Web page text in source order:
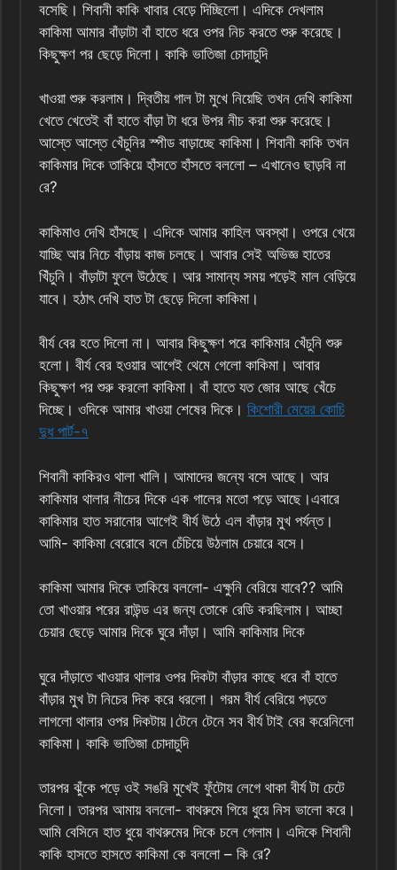
বসেছি। শিবানী কাকি খাবার বেড়ে দিচ্ছিলো। এদিকে দেখলাম
কাকিমা আমার বাঁড়াটা বাঁ হাতে ধরে ওপর নিচ করতে শুরু করেছে।
কিছুক্ষণ পর ছেড়ে দিলো। কাকি ভাতিজা চোদাচুদি
খাওয়া শুরু করলাম। দ্বিতীয় গাল টা মুখে নিয়েছি তখন দেখি কাকিমা
খেতে খেতেই বাঁ হাতে বাঁড়া টা ধরে উপর নীচ করা শুরু করেছে।
আস্তে আস্তে খেঁচুনির স্পীড বাড়াচ্ছে কাকিমা। শিবানী কাকি তখন
কাকিমার দিকে তাকিয়ে হাঁসতে হাঁসতে বললো – এখানেও ছাড়বি না
রে?
কাকিমাও দেখি হাঁসছে। এদিকে আমার কাহিল অবস্থা। ওপরে খেয়ে
যাচ্ছি আর নিচে বাঁড়ায় কাজ চলছে। আবার সেই অভিজ্ঞ হাতের
খিঁচুনি। বাঁড়াটা ফুলে উঠেছে। আর সামান্য সময় পড়েই মাল বেড়িয়ে
যাবে। হঠাৎ দেখি হাত টা ছেড়ে দিলো কাকিমা।
বীর্য বের হতে দিলো না। আবার কিছুক্ষণ পরে কাকিমার খেঁচুনি শুরু
হলো। বীর্য বের হওয়ার আগেই থেমে গেলো কাকিমা। আবার
কিছুক্ষণ পর শুরু করলো কাকিমা। বাঁ হাতে যত জোর আছে খেঁচে
দিচ্ছে। ওদিকে আমার খাওয়া শেষের দিকে। কিশোরী মেয়ের কোচি
দুধ পার্ট-৭
শিবানী কাকিরও থালা খালি। আমাদের জন্যে বসে আছে। আর
কাকিমার থালার নীচের দিকে এক গালের মতো পড়ে আছে।এবারে
কাকিমার হাত সরানোর আগেই বীর্য উঠে এল বাঁড়ার মুখ পর্যন্ত।
আমি- কাকিমা বেরোবে বলে চেঁচিয়ে উঠলাম চেয়ারে বসে।
কাকিমা আমার দিকে তাকিয়ে বললো- এক্ষুনি বেরিয়ে যাবে?? আমি
তো খাওয়ার পরের রাউন্ড এর জন্য তোকে রেডি করছিলাম। আচ্ছা
চেয়ার ছেড়ে আমার দিকে ঘুরে দাঁড়া। আমি কাকিমার দিকে
ঘুরে দাঁড়াতে খাওয়ার থালার ওপর দিকটা বাঁড়ার কাছে ধরে বাঁ হাতে
বাঁড়ার মুখ টা নিচের দিক করে ধরলো। গরম বীর্য বেরিয়ে পড়তে
লাগলো থালার ওপর দিকটায়।টেনে টেনে সব বীর্য টাই বের করেনিলো
কাকিমা। কাকি ভাতিজা চোদাচুদি
তারপর ঝুঁকে পড়ে ওই সঙরি মুখেই ফুঁটোয় লেগে থাকা বীর্য টা চেটে
নিলো। তারপর আমায় বললো- বাথরুমে গিয়ে ধুয়ে নিস ভালো করে।
আমি বেসিনে হাত ধুয়ে বাথরুমের দিকে চলে গেলাম। এদিকে শিবানী
কাকি হাসতে হাসতে কাকিমা কে বললো – কি রে?